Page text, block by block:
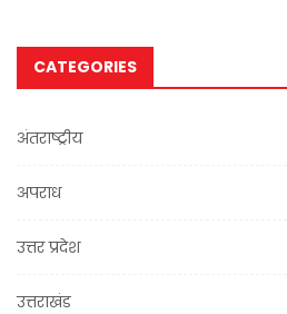
CATEGORIES
अंतराष्ट्रीय
अपराध
उत्तर प्रदेश
उत्तराखंड